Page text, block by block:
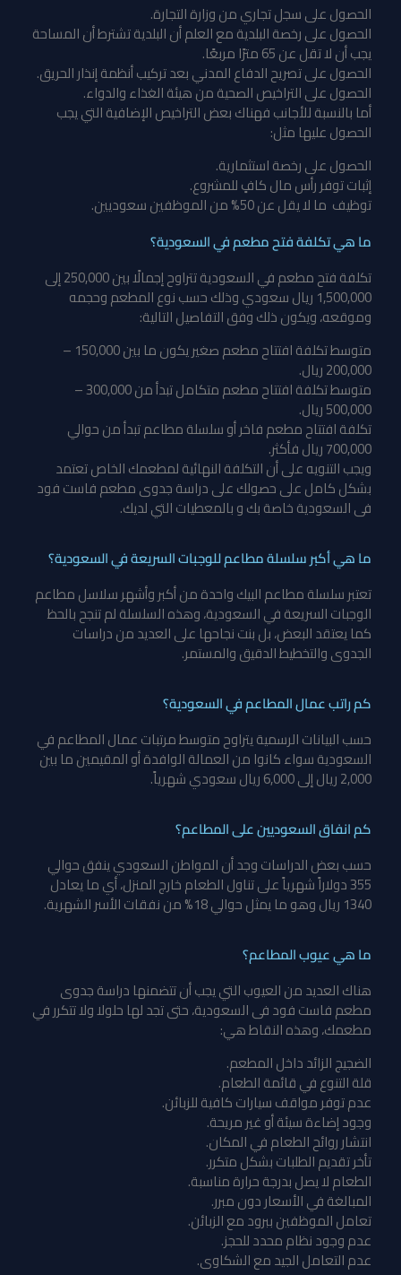
الحصول على سجل تجاري من وزارة التجارة.
الحصول على رخصة البلدية مع العلم أن البلدية تشترط أن المساحة
يجب أن لا تقل عن 65 مترًا مربعًا.
الحصول على تصريح الدفاع المدني بعد تركيب أنظمة إنذار الحريق.
الحصول على التراخيص الصحية من هيئة الغذاء والدواء.
أما بالنسبة للأجانب فهناك بعض التراخيص الإضافية التي يجب
الحصول عليها مثل:
الحصول على رخصة استثمارية.
إثبات توفر رأس مال كافٍ للمشروع.
توظيف ما لا يقل عن 50% من الموظفين سعوديين.
ما هي تكلفة فتح مطعم في السعودية؟
تكلفة فتح مطعم في السعودية تتراوح إجمالًا بين 250,000 إلى
1,500,000 ريال سعودي وذلك حسب نوع المطعم وحجمه
وموقعه، ويكون ذلك وفق التفاصيل التالية:
متوسط تكلفة افتتاح مطعم صغير يكون ما بين 150,000 –
200,000 ريال.
متوسط تكلفة افتتاح مطعم متكامل تبدأ من 300,000 –
500,000 ريال.
تكلفة افتتاح مطعم فاخر أو سلسلة مطاعم تبدأ من حوالي
700,000 ريال فأكثر.
ويجب التنويه على أن التكلفة النهائية لمطعمك الخاص تعتمد
بشكل كامل على حصولك على دراسة جدوى مطعم فاست فود
فى السعودية خاصة بك و بالمعطيات التي لديك.
ما هي أكبر سلسلة مطاعم للوجبات السريعة في السعودية؟
تعتبر سلسلة مطاعم البيك واحدة من أكبر وأشهر سلاسل مطاعم
الوجبات السريعة في السعودية، وهذه السلسلة لم تنجح بالحظ
كما يعتقد البعض، بل بنت نجاحها على العديد من دراسات
الجدوى والتخطيط الدقيق والمستمر.
كم راتب عمال المطاعم في السعودية؟
حسب البيانات الرسمية يتراوح متوسط مرتبات عمال المطاعم في
السعودية سواء كانوا من العمالة الوافدة أو المقيمين ما بين
2,000 ريال إلى 6,000 ريال سعودي شهرياً.
كم انفاق السعوديين على المطاعم؟
حسب بعض الدراسات وجد أن المواطن السعودي ينفق حوالي
355 دولاراً شهرياً على تناول الطعام خارج المنزل، أي ما يعادل
1340 ريال وهو ما يمثل حوالي 18% من نفقات الأسر الشهرية.
ما هي عيوب المطاعم؟
هناك العديد من العيوب التي يجب أن تتضمنها دراسة جدوى
مطعم فاست فود فى السعودية، حتى تجد لها حلولا ولا تتكرر في
مطعمك، وهذه النقاط هي:
الضجيج الزائد داخل المطعم.
قلة التنوع في قائمة الطعام.
عدم توفر مواقف سيارات كافية للزبائن.
وجود إضاءة سيئة أو غير مريحة.
انتشار روائح الطعام في المكان.
تأخر تقديم الطلبات بشكل متكرر.
الطعام لا يصل بدرجة حرارة مناسبة.
المبالغة في الأسعار دون مبرر.
تعامل الموظفين ببرود مع الزبائن.
عدم وجود نظام محدد للحجز.
عدم التعامل الجيد مع الشكاوى.